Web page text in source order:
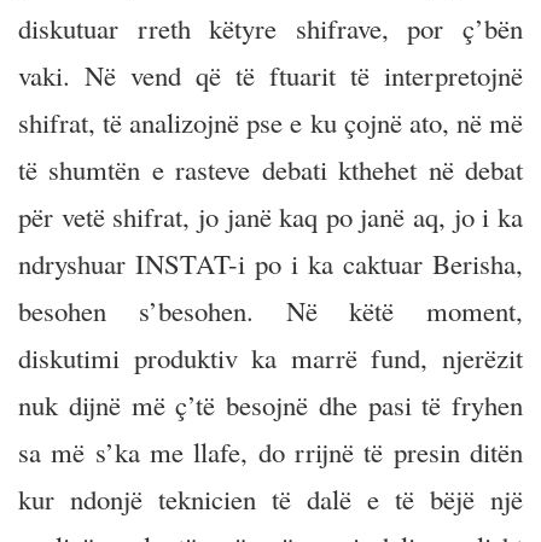
diskutuar rreth këtyre shifrave, por ç’bën
vaki. Në vend që të ftuarit të interpretojnë
shifrat, të analizojnë pse e ku çojnë ato, në më
të shumtën e rasteve debati kthehet në debat
për vetë shifrat, jo janë kaq po janë aq, jo i ka
ndryshuar INSTAT-i po i ka caktuar Berisha,
besohen s’besohen. Në këtë moment,
diskutimi produktiv ka marrë fund, njerëzit
nuk dijnë më ç’të besojnë dhe pasi të fryhen
sa më s’ka me llafe, do rrijnë të presin ditën
kur ndonjë teknicien të dalë e të bëjë një